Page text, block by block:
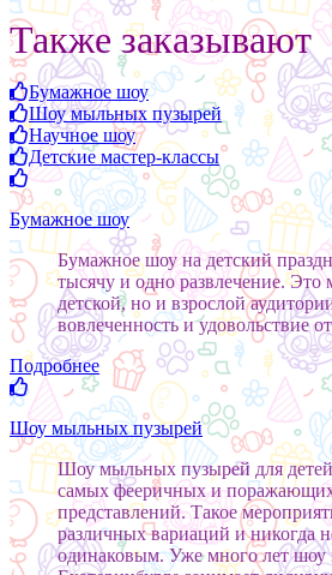
Также заказывают
Бумажное шоу
Шоу мыльных пузырей
Научное шоу
Детские мастер-классы
Бумажное шоу
Бумажное шоу на детский
тысячу и одно развлечение. Это
детской, но и взрослой
вовлеченность и удовольствие
Подробнее
Шоу мыльных пузырей
Шоу мыльных пузырей для детей
самых фееричных и
представлений. Такое
различных вариаций и никогда
одинаковым. Уже много лет